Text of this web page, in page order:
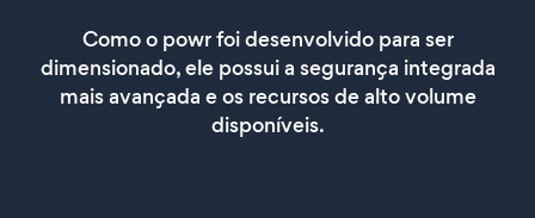
Como o powr foi desenvolvido para ser
dimensionado, ele possui a segurança integrada
mais avançada e os recursos de alto volume
disponíveis.